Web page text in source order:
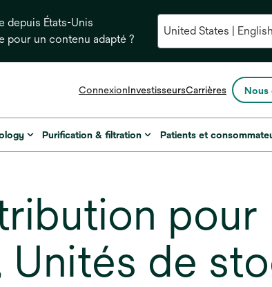
depuis États-Unis
pour un contenu adapté ?
ConnexionInvestisseurss’ouvre
un
nouvel
Carrières Nous
Purification & filtration Patients et
pour
de